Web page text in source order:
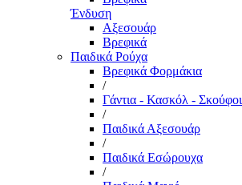
Ένδυση
Αξεσουάρ
Βρεφικά
Παιδικά Ρούχα
Βρεφικά Φορμάκια
/
Γάντια - Κασκόλ - Σκούφοι
/
Παιδικά Αξεσουάρ
/
Παιδικά Εσώρουχα
/